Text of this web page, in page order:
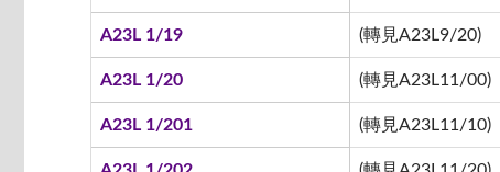
A23L 1/19 (轉見A23L9/20)
A23L 1/20 (轉見A23L11/00)
A23L 1/201 (轉見A23L11/10)